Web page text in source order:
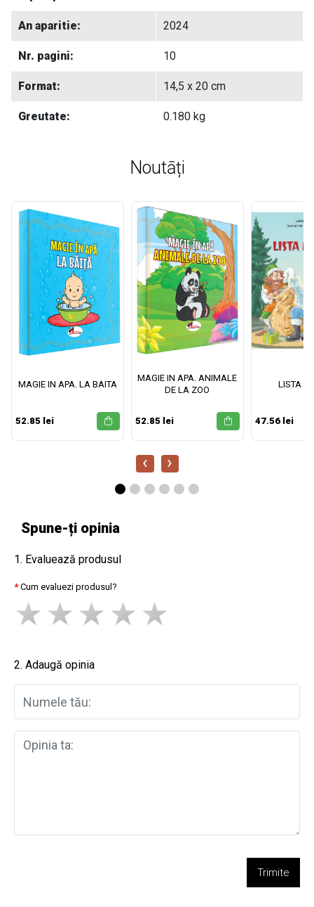
An aparitie: 2024
Nr. pagini: 10
Format: 14,5 x 20 cm
Greutate: 0.180 kg
Noutāți
MAGIE IN APA. LA BAITA
52.85 lei
MAGIE IN APA. ANIMALE
DE LA ZOO
52.85 lei
LISTA
47.56 lei
‹ ›
Spune-ți opinia
1. Evaluează produsul
Cum evaluezi produsul?
2. Adaugă opinia
Trimite